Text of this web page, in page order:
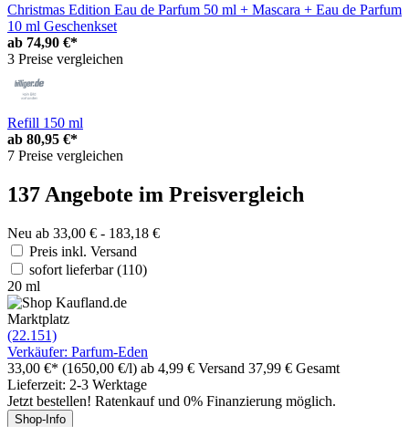
Christmas Edition Eau de Parfum 50 ml + Mascara + Eau de Parfum
10 ml Geschenkset
ab 74,90 €*
3 Preise vergleichen
Refill 150 ml
ab 80,95 €*
7 Preise vergleichen
137 Angebote im Preisvergleich
Neu ab 33,00 € - 183,18 €
Preis inkl. Versand
sofort lieferbar(110)
20 ml
Marktplatz
(22.151)
Verkäufer: Parfum-Eden
33,00 €* (1650,00 €/l) ab 4,99 € Versand 37,99 € Gesamt
Lieferzeit: 2-3 Werktage
Jetzt bestellen! Ratenkauf und 0% Finanzierung möglich.
Shop-Info